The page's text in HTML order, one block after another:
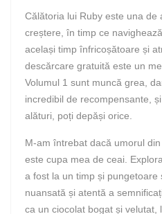
Călătoria lui Ruby este una de
creștere, în timp ce
același timp înfricoșătoare și
descărcare gratuită este un
Volumul 1 sunt muncă grea,
incredibil de recompensante,
alături, poți depăși orice.
M-am întrebat dacă umorul
este cupa mea de ceai.
a fost la un timp și pungetoare
nuansată și atentă a
ca un ciocolat bogat și